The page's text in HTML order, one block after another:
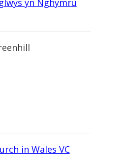
yn Nghymru
in Wales VC